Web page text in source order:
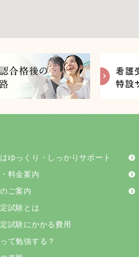
2024年9月
2024年6月
2024年5月
ゆっくり・しっかりサポート
料金案内
ご案内
試験とは
試験にかかる費用
て勉強する？